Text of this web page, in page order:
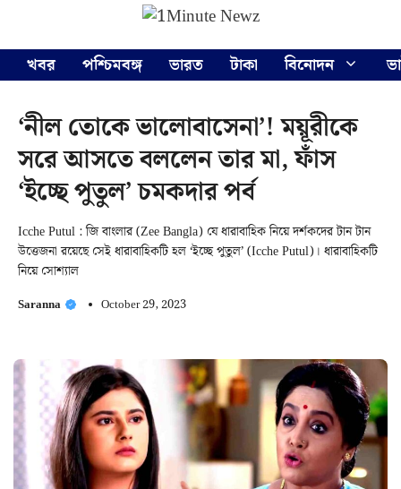
content
খবর
পশ্চিমবঙ্গ ভারত টাকা বিনোদন
‘নীল তোকে ভালোবাসেনা’! ময়ূরীকে
সরে আসতে বললেন তার মা, ফাঁস
‘ইচ্ছে পুতুল’ চমকদার পর্ব
Icche Putul : জি বাংলার (Zee Bangla) যে ধারাবাহিক নিয়ে দর্শকদের টান টান
উত্তেজনা রয়েছে সেই ধারাবাহিকটি হল ‘ইচ্ছে পুতুল’ (Icche Putul)। ধারাবাহিকটি
নিয়ে সোশ্যাল
Saranna October 29, 2023